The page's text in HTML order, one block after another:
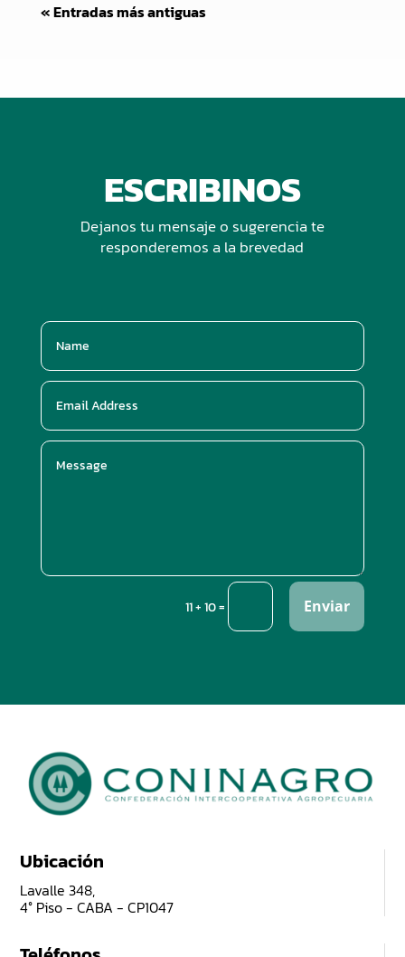
« Entradas más antiguas
ESCRIBINOS
Dejanos tu mensaje o sugerencia te
responderemos a la brevedad
11 + 10= Enviar
Ubicación
Lavalle 348,
4° Piso - CABA - CP1047